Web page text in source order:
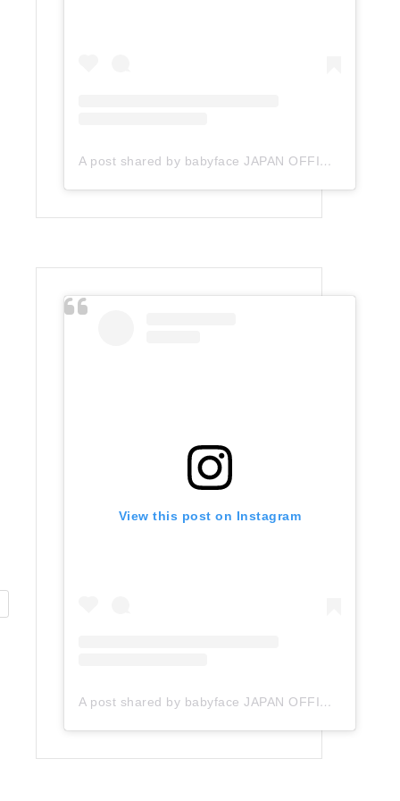
A post shared by babyface JAPAN OFFICIAL (@babyface_japan)
View this post on Instagram
A post shared by babyface JAPAN OFFICIAL (@babyface_japan)